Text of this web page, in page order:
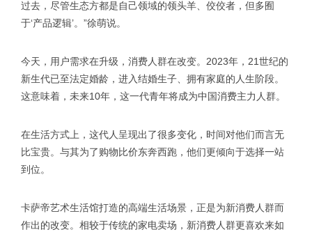
过去，尽管生态方都是自己领域的领头羊、佼佼者，但多囿
于‘产品逻辑’。”徐萌说。
今天，用户需求在升级，消费人群在改变。2023年，21世纪的
新生代已至法定婚龄，进入结婚生子、拥有家庭的人生阶段。
这意味着，未来10年，这一代青年将成为中国消费主力人群。
在生活方式上，这代人呈现出了很多变化，时间对他们而言无
比宝贵。与其为了购物比价东奔西跑，他们更倾向于选择一站
到位。
卡萨帝艺术生活馆打造的高端生活场景，正是为新消费人群而
作出的改变。相较于传统的家电卖场，新消费人群更喜欢来如